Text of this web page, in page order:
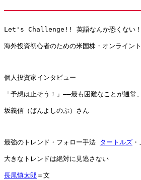
Let's Challenge!! 英語なんか恐くない！
海外投資初心者のための米国株・オンライン
個人投資家インタビュー
「予想は止そう！」――最も困難なことが通常
坂義信（ばんよしのぶ）さん
最強のトレンド・フォロー手法 タートルズ
大きなトレンドは絶対に見逃さない
長尾慎太郎 ＝文